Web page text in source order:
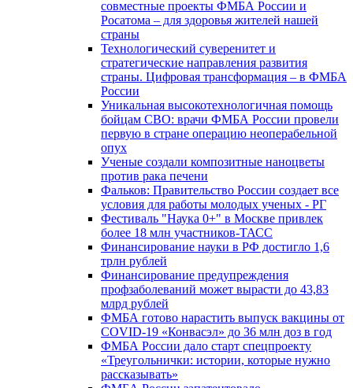
совместные проекты ФМБА России и
Росатома – для здоровья жителей нашей
страны
Технологический суверенитет и
стратегические направления развития
страны. Цифровая трансформация – в ФМБА
России
Уникальная высокотехнологичная помощь
бойцам СВО: врачи ФМБА России провели
первую в стране операцию неоперабельной
опух
Ученые создали композитные наноцветы
против рака печени
Фальков: Правительство России создает все
условия для работы молодых ученых - РГ
Фестиваль "Наука 0+" в Москве привлек
более 18 млн участников-ТАСС
Финансирование науки в РФ достигло 1,6
трлн рублей
Финансирование предупреждения
профзаболеваний может вырасти до 43,83
млрд рублей
ФМБА готово нарастить выпуск вакцины от
COVID-19 «Конвасэл» до 36 млн доз в год
ФМБА России дало старт спецпроекту
«Треугольнички: истории, которые нужно
рассказывать»